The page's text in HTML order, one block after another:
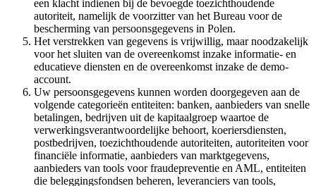
een klacht indienen bij de bevoegde toezichthoudende
autoriteit, namelijk de voorzitter van het Bureau voor de
bescherming van persoonsgegevens in Polen.
Het verstrekken van gegevens is vrijwillig, maar noodzakelijk
voor het sluiten van de overeenkomst inzake informatie- en
educatieve diensten en de overeenkomst inzake de demo-
account.
Uw persoonsgegevens kunnen worden doorgegeven aan de
volgende categorieën entiteiten: banken, aanbieders van snelle
betalingen, bedrijven uit de kapitaalgroep waartoe de
verwerkingsverantwoordelijke behoort, koeriersdiensten,
postbedrijven, toezichthoudende autoriteiten, autoriteiten voor
financiële informatie, aanbieders van marktgegevens,
aanbieders van tools voor fraudepreventie en AML, entiteiten
die beleggingsfondsen beheren, leveranciers van tools,